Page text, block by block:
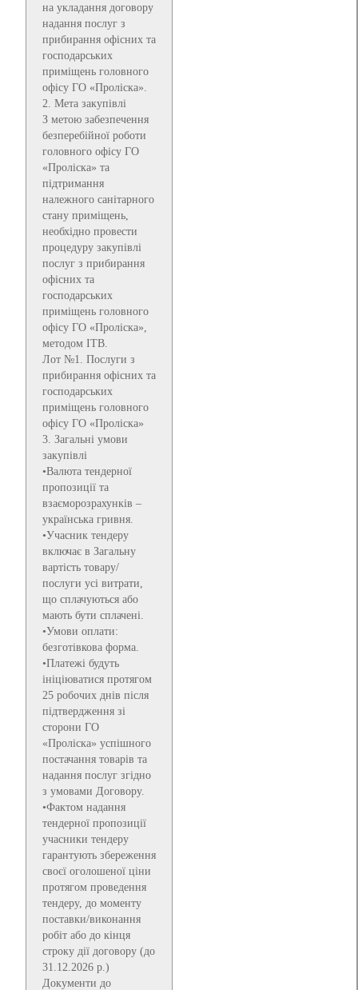
на укладання договору
надання послуг з
прибирання офісних та
господарських
приміщень головного
офісу ГО «Проліска».
2. Мета закупівлі
З метою забезпечення
безперебійної роботи
головного офісу ГО
«Проліска» та
підтримання
належного санітарного
стану приміщень,
необхідно провести
процедуру закупівлі
послуг з прибирання
офісних та
господарських
приміщень головного
офісу ГО «Проліска»,
методом ITB.
Лот №1. Послуги з
прибирання офісних та
господарських
приміщень головного
офісу ГО «Проліска»
3. Загальні умови
закупівлі
•Валюта тендерної
пропозиції та
взаєморозрахунків –
українська гривня.
•Учасник тендеру
включає в Загальну
вартість товару/
послуги усі витрати,
що сплачуються або
мають бути сплачені.
•Умови оплати:
безготівкова форма.
•Платежі будуть
ініціюватися протягом
25 робочих днів після
підтвердження зі
сторони ГО
«Проліска» успішного
постачання товарів та
надання послуг згідно
з умовами Договору.
•Фактом надання
тендерної пропозиції
учасники тендеру
гарантують збереження
своєї оголошеної ціни
протягом проведення
тендеру, до моменту
поставки/виконання
робіт або до кінця
строку дії договору (до
31.12.2026 р.)
Документи до